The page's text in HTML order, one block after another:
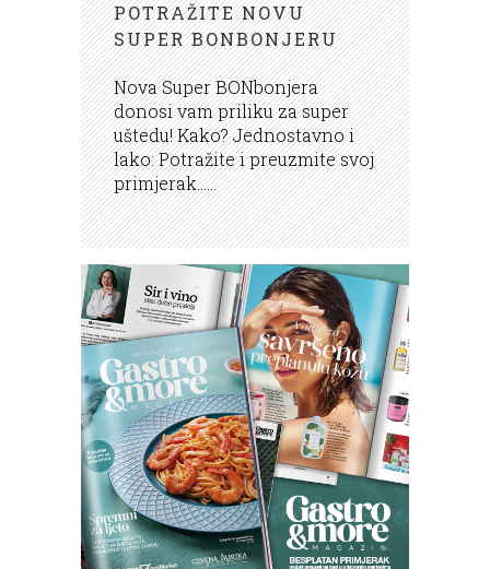
POTRAŽITE NOVU
SUPER BONBONJERU
Nova Super BONbonjera
donosi vam priliku za super
uštedu! Kako? Jednostavno i
lako: Potražite i preuzmite svoj
primjerak......